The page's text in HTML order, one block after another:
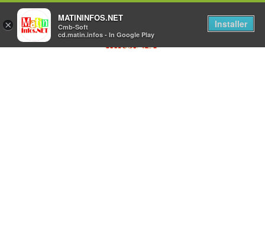
×
MATININFOS.NET
Cmb-Soft
cd.matin.infos - In Google Play
Installer